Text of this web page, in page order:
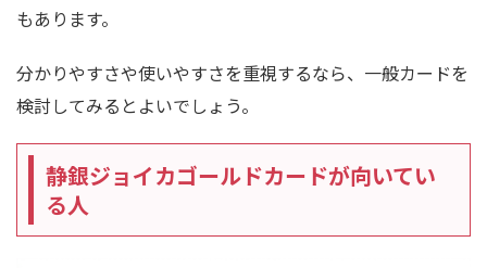
もあります。
分かりやすさや使いやすさを重視するなら、一般カードを
検討してみるとよいでしょう。
静銀ジョイカゴールドカードが向いてい
る人